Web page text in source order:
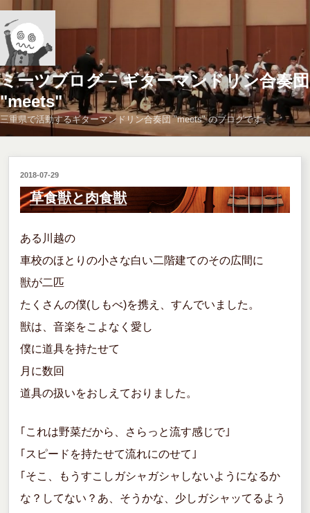
ン
テ
ン
ツ
へ
ス
キ
ッ
プ
ミーツブログ – ギターマンドリン合奏団
"meets"
三重県で活動するギターマンドリン合奏団 "meets" のブログです。
投
稿
日:
2018-07-29
草食獣と肉食獣
ある川越の
車校のほとりの小さな白い二階建てのその広間に
獣が二匹
たくさんの僕(しもべ)を携え、すんでいました。
獣は、音楽をこよなく愛し
僕に道具を持たせて
月に数回
道具の扱いをおしえておりました。
｢これは野菜だから、さらっと流す感じで｣
｢スピードを持たせて流れにのせて｣
｢そこ、もうすこしガシャガシャしないようになるか
な？してない？あ、そうかな、少しガシャッてるよう